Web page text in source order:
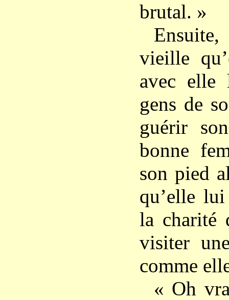
brutal. »
vieille
avec elle
gens de
guérir
bonne
son pied
qu’elle
la charité
visiter
comme
« Oh